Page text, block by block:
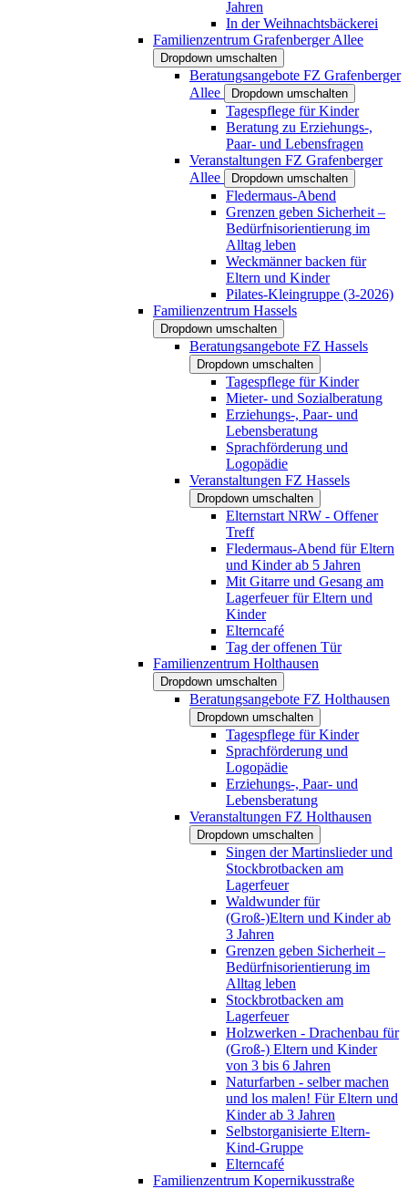
Jahren
In der Weihnachtsbäckerei
Familienzentrum Grafenberger Allee
Dropdown umschalten
Beratungsangebote FZ Grafenberger
Allee
Dropdown umschalten
Tagespflege für Kinder
Beratung zu Erziehungs-,
Paar- und Lebensfragen
Veranstaltungen FZ Grafenberger
Allee
Dropdown umschalten
Fledermaus-Abend
Grenzen geben Sicherheit –
Bedürfnisorientierung im
Alltag leben
Weckmänner backen für
Eltern und Kinder
Pilates-Kleingruppe (3-2026)
Familienzentrum Hassels
Dropdown umschalten
Beratungsangebote FZ Hassels
Dropdown umschalten
Tagespflege für Kinder
Mieter- und Sozialberatung
Erziehungs-, Paar- und
Lebensberatung
Sprachförderung und
Logopädie
Veranstaltungen FZ Hassels
Dropdown umschalten
Elternstart NRW - Offener
Treff
Fledermaus-Abend für Eltern
und Kinder ab 5 Jahren
Mit Gitarre und Gesang am
Lagerfeuer für Eltern und
Kinder
Elterncafé
Tag der offenen Tür
Familienzentrum Holthausen
Dropdown umschalten
Beratungsangebote FZ Holthausen
Dropdown umschalten
Tagespflege für Kinder
Sprachförderung und
Logopädie
Erziehungs-, Paar- und
Lebensberatung
Veranstaltungen FZ Holthausen
Dropdown umschalten
Singen der Martinslieder und
Stockbrotbacken am
Lagerfeuer
Waldwunder für
(Groß-)Eltern und Kinder ab
3 Jahren
Grenzen geben Sicherheit –
Bedürfnisorientierung im
Alltag leben
Stockbrotbacken am
Lagerfeuer
Holzwerken - Drachenbau für
(Groß-) Eltern und Kinder
von 3 bis 6 Jahren
Naturfarben - selber machen
und los malen! Für Eltern und
Kinder ab 3 Jahren
Selbstorganisierte Eltern-
Kind-Gruppe
Elterncafé
Familienzentrum Kopernikusstraße